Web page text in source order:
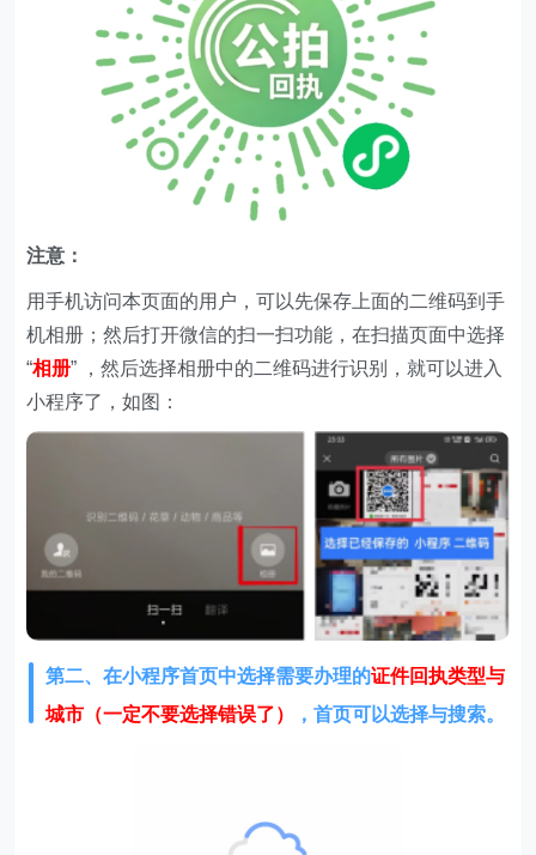
注意：
用手机访问本页面的用户，可以先保存上面的二维码到手
机相册；然后打开微信的扫一扫功能，在扫描页面中选择
“相册” ，然后选择相册中的二维码进行识别，就可以进入
小程序了，如图：
第二、在小程序首页中选择需要办理的证件回执类型与
城市（一定不要选择错误了）
，首页可以选择与搜索。